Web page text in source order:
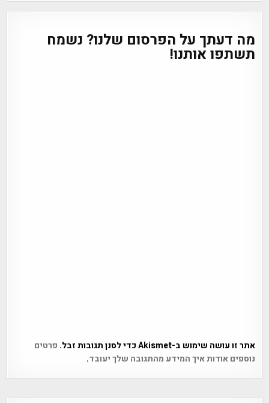
מה דעתך על הפרסום שלנו? נשמח
תשתפו אותנו!
אתר זו עושה שימוש ב-Akismet כדי לסנן תגובות זבל.
פרטים
נוספים אודות איך המידע מהתגובה שלך יעובד.